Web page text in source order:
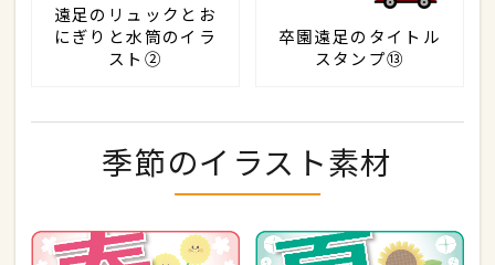
遠足のリュックとお
にぎりと水筒のイラ
スト②
卒園遠足のタイトル
スタンプ⑬
季節のイラスト素材